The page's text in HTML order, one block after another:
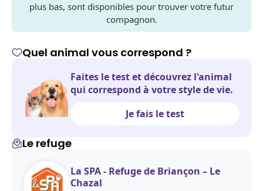
plus bas, sont disponibles pour trouver votre futur
compagnon.
Quel animal vous correspond ?
Faites le test et découvrez l'animal
qui correspond à votre style de vie.
Je fais le test
Le refuge
La SPA - Refuge de Briançon – Le
Chazal